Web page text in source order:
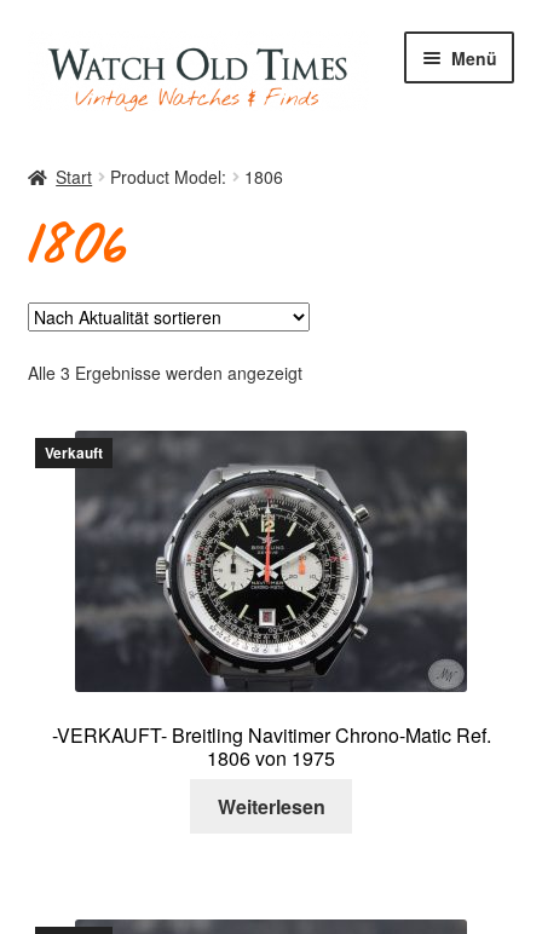
Zur
Navigation
springen
Zum
Inhalt
springen
Menü
Uhren
Archiv
Über mich
Kontakt
Start Product Model: 1806
1806
Alle 3 Ergebnisse werden angezeigtNach
Verkauft
-VERKAUFT- Breitling Navitimer Chrono-Matic Ref.
1806 von 1975
Weiterlesen